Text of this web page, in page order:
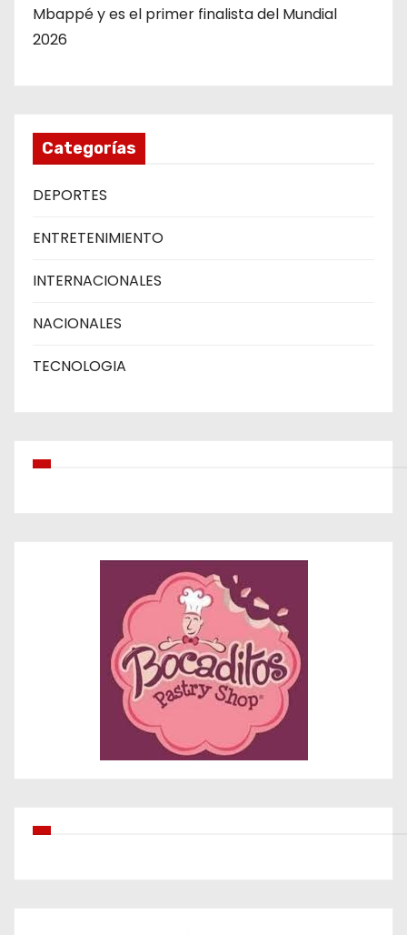
Mbappé y es el primer finalista del Mundial
2026
Categorías
DEPORTES
ENTRETENIMIENTO
INTERNACIONALES
NACIONALES
TECNOLOGIA